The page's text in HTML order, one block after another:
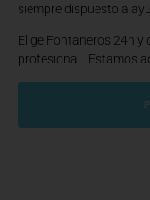
siempre dispuesto a
Elige Fontaneros 24h y
profesional. ¡Estamos